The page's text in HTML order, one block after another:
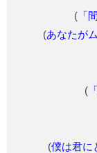
(「
(あなたが
(
(僕は君に